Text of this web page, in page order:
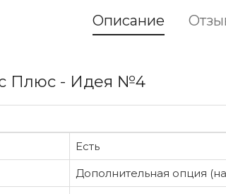
Описание
Плюс - Идея №4
Есть
Дополнительная опция